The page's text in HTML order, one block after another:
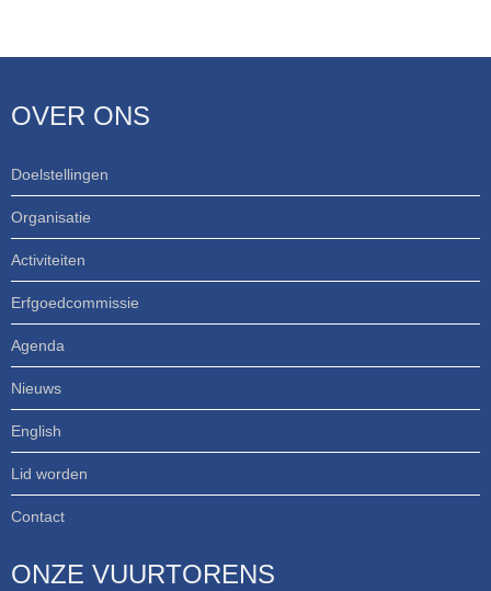
OVER ONS
Doelstellingen
Organisatie
Activiteiten
Erfgoedcommissie
Agenda
Nieuws
English
Lid worden
Contact
ONZE VUURTORENS